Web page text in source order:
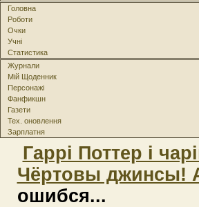
Головна
Роботи
Очки
Учні
Статистика
Журнали
Мій Щоденник
Персонажі
Фанфикшн
Газети
Тех. оновлення
Зарплатня
Гаррі Поттер і
Чёртовы джинсы!
ошибся...